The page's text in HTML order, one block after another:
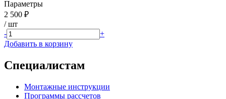
Параметры
2 500 ₽
/ шт
-
+
Добавить в корзину
Специалистам
Монтажные инструкции
Программы рассчетов